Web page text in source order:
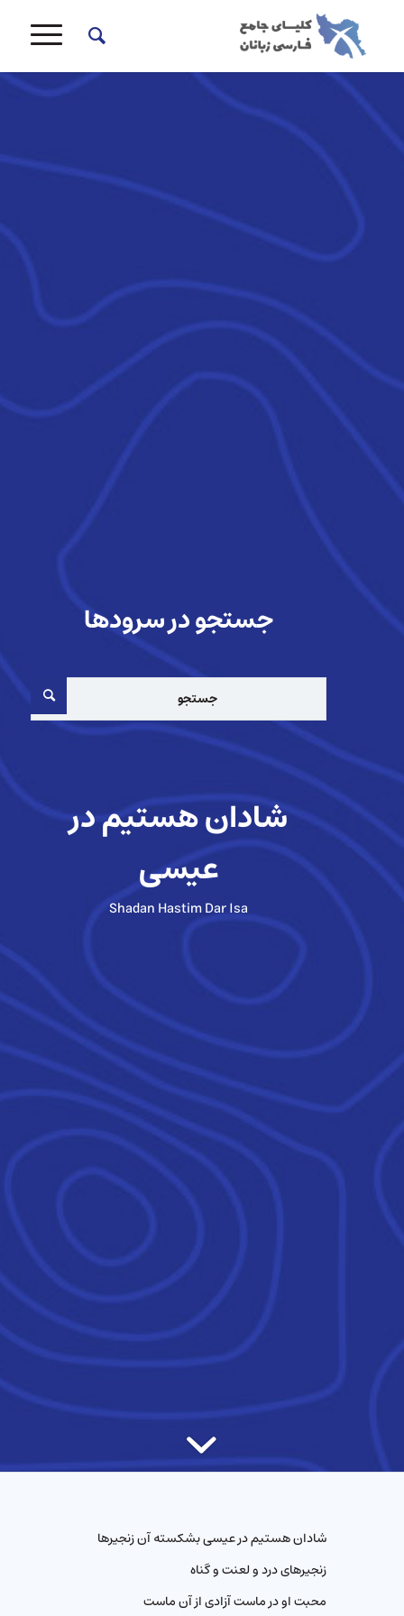
جستجو در سرودها
شادان هستیم در
عیسی
Shadan Hastim Dar Isa
شادان هستیم در عیسی بشکسته آن زنجیرها
زنجیرهای درد و لعنت و گناه
محبت او در ماست آزادی از آن ماست